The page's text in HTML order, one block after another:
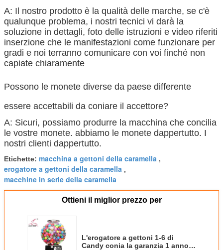
A: Il nostro prodotto è la qualità delle marche, se c'è
qualunque problema, i nostri tecnici vi darà la
soluzione in dettagli, foto delle istruzioni e video riferiti
inserzione che le manifestazioni come funzionare per
gradi e noi terranno comunicare con voi finché non
capiate chiaramente
Possono le monete diverse da paese differente
essere accettabili da coniare il accettore?
A: Sicuri, possiamo produrre la macchina che concilia
le vostre monete. abbiamo le monete dappertutto. I
nostri clienti dappertutto.
Etichette: macchina a gettoni della caramella ,
erogatore a gettoni della caramella ,
macchine in serie della caramella
Ottieni il miglior prezzo per
L'erogatore a gettoni 1-6 di
Candy conia la garanzia 1 anno